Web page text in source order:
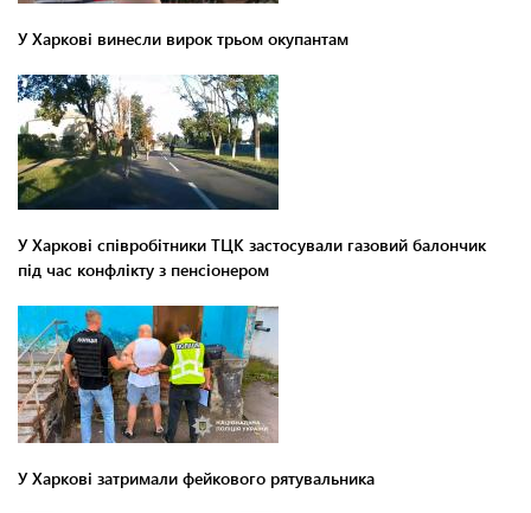
У Харкові винесли вирок трьом окупантам
У Харкові співробітники ТЦК застосували газовий балончик
під час конфлікту з пенсіонером
У Харкові затримали фейкового рятувальника